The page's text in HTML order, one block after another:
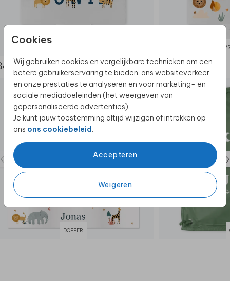
Cookies
Wij gebruiken cookies en vergelijkbare technieken om een
betere gebruikerservaring te bieden, ons websiteverkeer
en onze prestaties te analyseren en voor marketing- en
sociale mediadoeleinden (het weergeven van
gepersonaliseerde advertenties).
Je kunt jouw toestemming altijd wijzigen of intrekken op
ons ons cookiebeleid.
Accepteren
Weigeren
de complete set
DOPPER